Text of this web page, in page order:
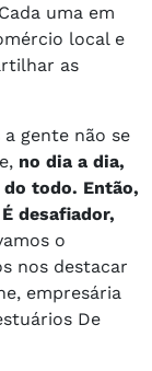
uma em
local e
as
gente não se
no dia a dia,
todo. Então,
desafiador,
o
nos destacar
empresária
De